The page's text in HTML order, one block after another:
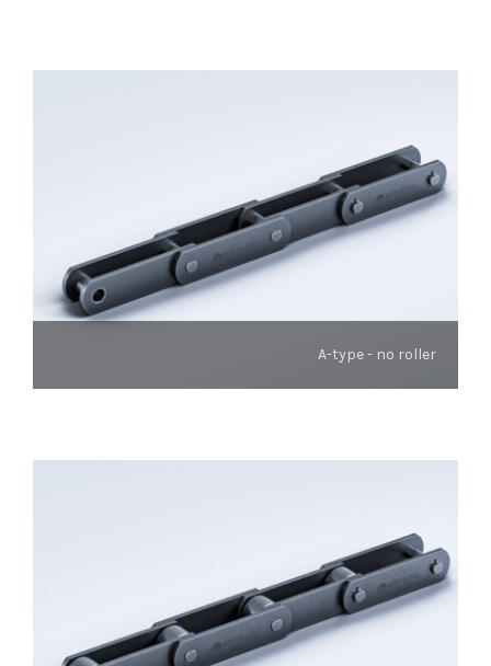
A-type - no roller